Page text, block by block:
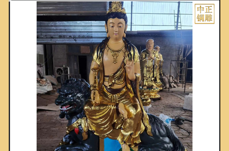
产品中心
客户见证
常识问答
新闻资讯
荣誉资质
泥塑鉴赏